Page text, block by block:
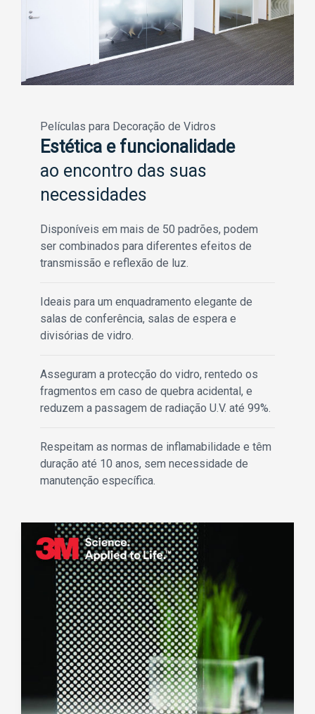
Películas para Decoração de Vidros
Estética e funcionalidade
ao encontro das suas
necessidades
Disponíveis em mais de 50 padrões, podem
ser combinados para diferentes efeitos de
transmissão e reflexão de luz.
Ideais para um enquadramento elegante de
salas de conferência, salas de espera e
divisórias de vidro.
Asseguram a protecção do vidro, rentedo os
fragmentos em caso de quebra acidental, e
reduzem a passagem de radiação U.V. até 99%.
Respeitam as normas de inflamabilidade e têm
duração até 10 anos, sem necessidade de
manutenção específica.